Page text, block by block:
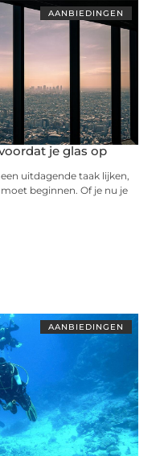
AANBIEDINGEN
je glas op
uitdagende taak lijken,
beginnen. Of je nu je
AANBIEDINGEN